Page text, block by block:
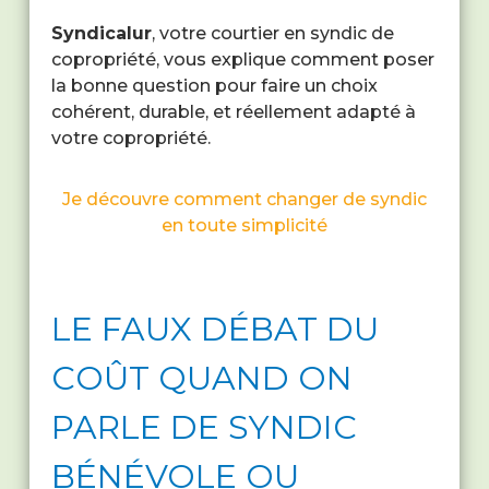
Syndicalur, votre courtier en syndic de
copropriété, vous explique comment poser
la bonne question pour faire un choix
cohérent, durable, et réellement adapté à
votre copropriété.
Je découvre comment changer de syndic
en toute simplicité
LE FAUX DÉBAT DU
COÛT QUAND ON
PARLE DE SYNDIC
BÉNÉVOLE OU